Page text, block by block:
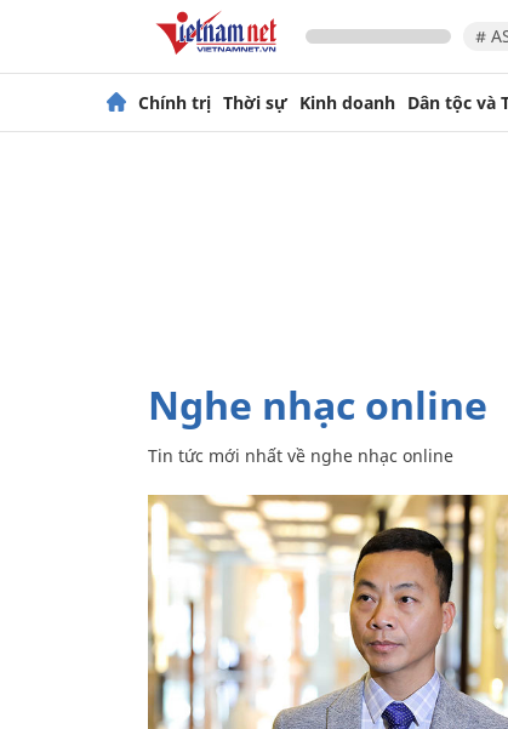
#
Chính trị Thời sự Kinh doanh Dân tộc và
nghe nhạc online
Tin tức mới nhất về nghe nhạc online